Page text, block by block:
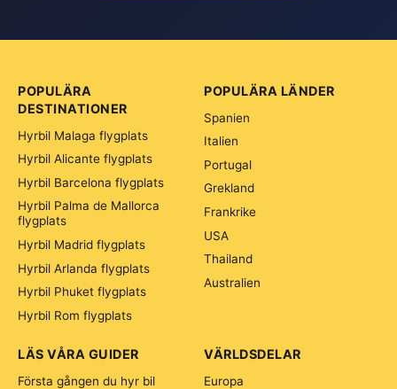
POPULÄRA
DESTINATIONER
Hyrbil Malaga flygplats
Hyrbil Alicante flygplats
Hyrbil Barcelona flygplats
Hyrbil Palma de Mallorca
flygplats
Hyrbil Madrid flygplats
Hyrbil Arlanda flygplats
Hyrbil Phuket flygplats
Hyrbil Rom flygplats
POPULÄRA LÄNDER
Spanien
Italien
Portugal
Grekland
Frankrike
USA
Thailand
Australien
VÄRLDSDELAR
Europa
LÄS VÅRA GUIDER
Första gången du hyr bil